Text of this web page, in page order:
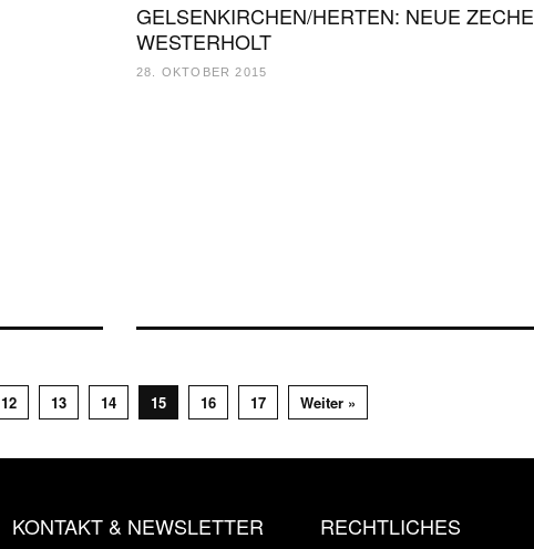
GELSENKIRCHEN/HERTEN: NEUE ZECHE
WESTERHOLT
28. OKTOBER 2015
12 13 14 15 16 17 Weiter »
KONTAKT & NEWSLETTER RECHTLICHES